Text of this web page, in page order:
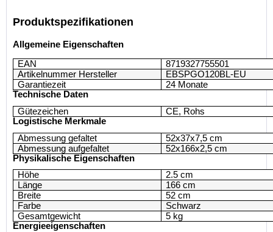
Produktspezifikationen
Allgemeine Eigenschaften
EAN
8719327755501
Artikelnummer Hersteller
EBSPGO120BL-EU
Garantiezeit
24 Monate
Technische Daten
Gütezeichen
CE, Rohs
Logistische Merkmale
Abmessung gefaltet
52x37x7,5 cm
Abmessung aufgefaltet
52x166x2,5 cm
Physikalische Eigenschaften
Höhe
2.5 cm
Länge
166 cm
Breite
52 cm
Farbe
Schwarz
Gesamtgewicht
5 kg
Energieeigenschaften